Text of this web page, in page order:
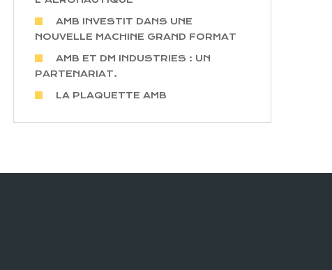
AMB INVESTIT DANS UNE
NOUVELLE MACHINE GRAND FORMAT
AMB ET DM INDUSTRIES : UN
PARTENARIAT.
LA PLAQUETTE AMB